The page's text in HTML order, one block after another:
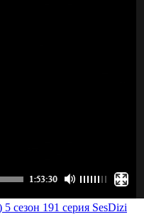
сезон 191 серия SesDizi